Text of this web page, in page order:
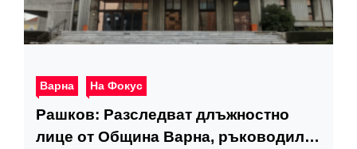
Варна На Фокус
Рашков: Разследват длъжностно
лице от Община Варна, ръководило